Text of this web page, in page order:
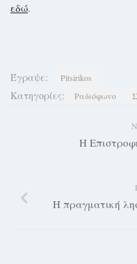
εδώ.
Έγραψε: Pitsirikos
Κατηγορίες: Ραδιόφωνο
Η
Η πραγματική